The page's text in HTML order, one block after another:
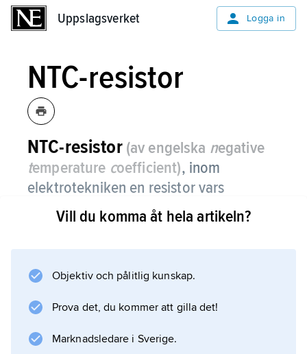
Uppslagsverket Logga in
NTC-resistor
NTC-resistor (av engelska negative
temperature coefficient), inom
elektrotekniken en resistor vars
resistans avtar med ökande temperatur.
.
Information om artikeln
Vill du komma åt hela artikeln?
Objektiv och pålitlig kunskap.
Prova det, du kommer att gilla det!
Marknadsledare i Sverige.